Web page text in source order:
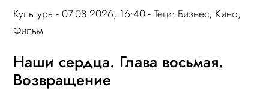
Культура - 07.08.2026, 16:40 - Теги: Бизнес, Кино,
Фильм
Наши сердца. Глава восьмая.
Возвращение